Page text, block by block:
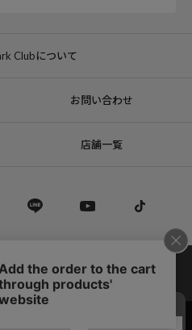
Clubについて
お問い合わせ
店舗一覧
ト
サステナブルマークについて
商取引法・古物営業法に基づく表記
ンテンツの最適な提供、トラフィック